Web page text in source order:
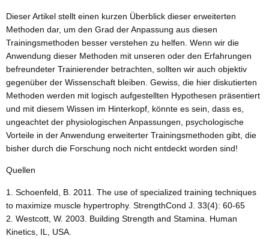
Dieser Artikel stellt einen kurzen Überblick dieser erweiterten
Methoden dar, um den Grad der Anpassung aus diesen
Trainingsmethoden besser verstehen zu helfen. Wenn wir die
Anwendung dieser Methoden mit unseren oder den Erfahrungen
befreundeter Trainierender betrachten, sollten wir auch objektiv
gegenüber der Wissenschaft bleiben. Gewiss, die hier diskutierten
Methoden werden mit logisch aufgestellten Hypothesen präsentiert
und mit diesem Wissen im Hinterkopf, könnte es sein, dass es,
ungeachtet der physiologischen Anpassungen, psychologische
Vorteile in der Anwendung erweiterter Trainingsmethoden gibt, die
bisher durch die Forschung noch nicht entdeckt worden sind!
Quellen
Schoenfeld, B. 2011. The use of specialized training techniques
to maximize muscle hypertrophy. StrengthCond J. 33(4): 60-65
Westcott, W. 2003. Building Strength and Stamina. Human
Kinetics, IL, USA.